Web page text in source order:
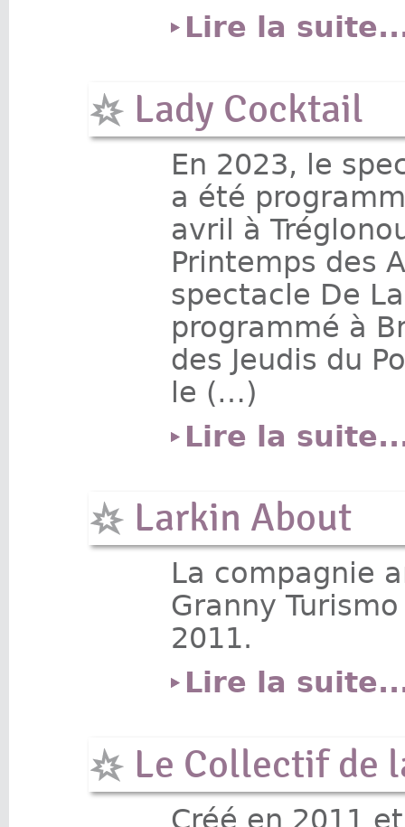
Lire la
Lady Cocktail
En 2023, le
a été
avril à
Printemps des
spectacle De
programmé à
des Jeudis du
le (…)
Lire la
Larkin About
La compagnie
Granny
2011.
Lire la
Le Collectif de
Créé en 2011